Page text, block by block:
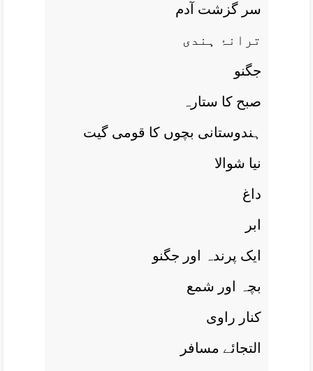
سر گزشت آدم
ترانۂ ہندی
جگنو
صبح کا ستارہ
ہندوستانی بچوں کا قومی گيت
نيا شوالا
داغ
ابر
ايک پرندہ اور جگنو
بچہ اور شمع
کنار راوی
التجائے مسافر